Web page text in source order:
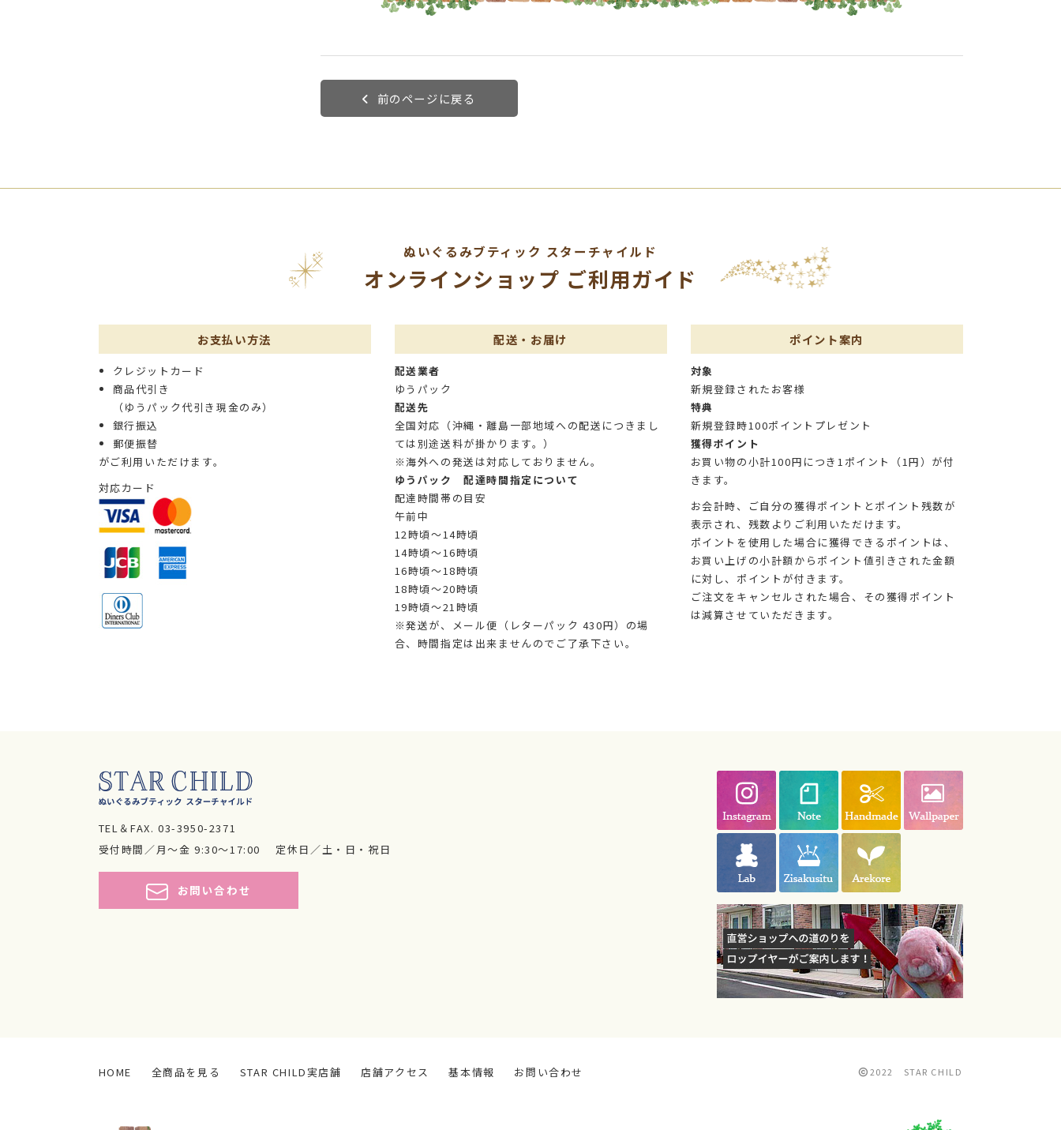
前のページに戻る
ぬいぐるみブティック スターチャイルド
オンラインショップ ご利用ガイド
お支払い方法
クレジットカード
商品代引き
（ゆうパック代引き現金のみ）
銀行振込
郵便振替
がご利用いただけます。
対応カード
配送・お届け
配送業者
ゆうパック
配送先
全国対応（沖縄・離島一部地域への配送につきまし
ては別途送料が掛かります。）
※海外への発送は対応しておりません。
ゆうパック 配達時間指定について
配達時間帯の目安
午前中
12時頃～14時頃
14時頃～16時頃
16時頃～18時頃
18時頃～20時頃
19時頃～21時頃
※発送が、メール便（レターパック 430円）の場
合、時間指定は出来ませんのでご了承下さい。
ポイント案内
対象
新規登録されたお客様
特典
新規登録時100ポイントプレゼント
獲得ポイント
お買い物の小計100円につき1ポイント（1円）が付
きます。
お会計時、ご自分の獲得ポイントとポイント残数が
表示され、残数よりご利用いただけます。
ポイントを使用した場合に獲得できるポイントは、
お買い上げの小計額からポイント値引きされた金額
に対し、ポイントが付きます。
ご注文をキャンセルされた場合、その獲得ポイント
は減算させていただきます。
TEL＆FAX. 03-3950-2371
受付時間／月～金 9:30～17:00
定休日／土・日・祝日
お問い合わせ
HOME 全商品を見る STAR CHILD実店舗 店舗アクセス 基本情報 お問い合わせ 2022 STAR CHILD